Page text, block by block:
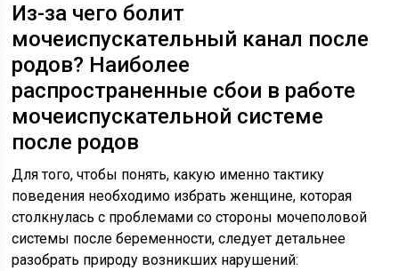
Из-за чего болит
мочеиспускательный канал после
родов? Наиболее
распространенные сбои в работе
мочеиспускательной системе
после родов
Для того, чтобы понять, какую именно тактику
поведения необходимо избрать женщине, которая
столкнулась с проблемами со стороны мочеполовой
системы после беременности, следует детальнее
разобрать природу возникших нарушений: